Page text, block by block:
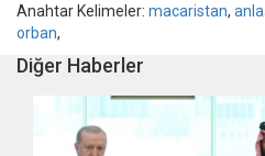
Anahtar Kelimeler: macaristan,
orban,
Diğer Haberler